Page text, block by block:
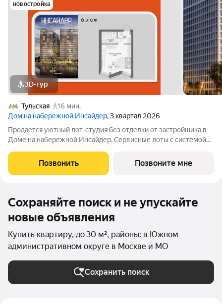
новостройка
3D-тур
Тульская
16 мин.
Дом на набережной Инсайдер, 3 квартал 2026
Продается уютный лот-студия без отделки от застройщика в
Доме на набережной Инсайдер. Сервисные лоты с системой
на 6 этаже в секции 1.3. В лоте 2 панорамных окна в пол с
видами на внутренний
Позвонить Позвоните мне
Сохраняйте поиск и не упускайте
новые объявления
Купить квартиру, до 30 м², районы: в Южном
административном округе в Москве и МО
Сохранить поиск